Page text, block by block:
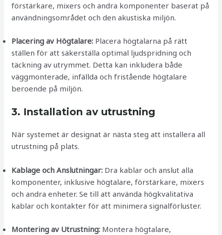
förstärkare, mixers och andra komponenter baserat på
användningsområdet och den akustiska miljön.
Placering av Högtalare: Placera högtalarna på rätt
ställen för att säkerställa optimal ljudspridning och
täckning av utrymmet. Detta kan inkludera både
väggmonterade, infällda och fristående högtalare
beroende på miljön.
3. Installation av utrustning
När systemet är designat är nästa steg att installera all
utrustning på plats.
Kablage och Anslutningar: Dra kablar och anslut alla
komponenter, inklusive högtalare, förstärkare, mixers
och andra enheter. Se till att använda högkvalitativa
kablar och kontakter för att minimera signalförluster.
Montering av Utrustning: Montera högtalare,